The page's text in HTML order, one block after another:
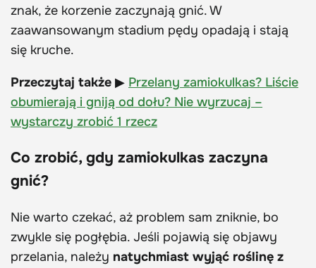
znak, że korzenie zaczynają gnić. W
zaawansowanym stadium pędy opadają i stają
się kruche.
Przeczytaj także ▶ Przelany zamiokulkas? Liście
obumierają i gniją od dołu? Nie wyrzucaj –
wystarczy zrobić 1 rzecz
Co zrobić, gdy zamiokulkas zaczyna
gnić?
Nie warto czekać, aż problem sam zniknie, bo
zwykle się pogłębia. Jeśli pojawią się objawy
przelania, należy natychmiast wyjąć roślinę z